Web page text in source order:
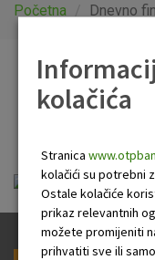
Mala poduzeća i obrtnici
Globalna tržišta
O nama
Početna Dnevno
OTP
kolačića
Stranica
kolačići su potrebni
Ostale kolačiće
prikaz relevantnih
možete promijeniti
prihvatiti sve ili